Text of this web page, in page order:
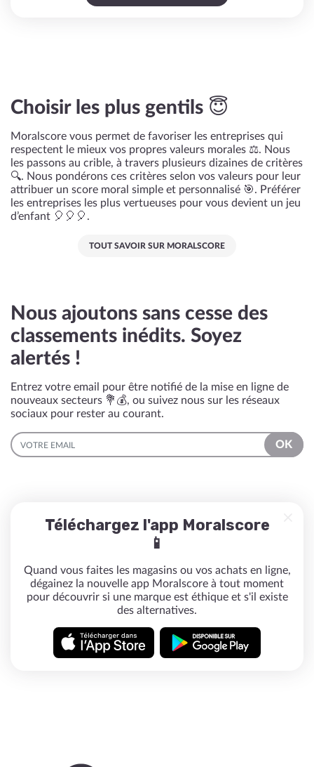
Choisir les plus gentils 😇
Moralscore vous permet de favoriser les entreprises qui
respectent le mieux vos propres valeurs morales ⚖️. Nous
les passons au crible, à travers plusieurs dizaines de critères
🔍. Nous pondérons ces critères selon vos valeurs pour leur
attribuer un score moral simple et personnalisé 🎯. Préférer
les entreprises les plus vertueuses pour vous devient un jeu
d’enfant 🎈🎈🎈.
TOUT SAVOIR SUR MORALSCORE
Nous ajoutons sans cesse des
classements inédits. Soyez
alertés !
Entrez votre email pour être notifié de la mise en ligne de
nouveaux secteurs 💐💰, ou suivez nous sur les réseaux
sociaux pour rester au courant.
EMAIL
OK
Téléchargez l'app Moralscore
📱
Quand vous faites les magasins ou vos achats en ligne,
dégainez la nouvelle app Moralscore à tout moment
pour découvrir si une marque est éthique et s'il existe
des alternatives.